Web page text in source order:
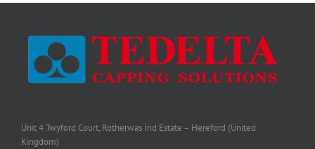
Unit 4 Twyford Court, Rotherwas Ind Estate – Hereford (United
Kingdom)